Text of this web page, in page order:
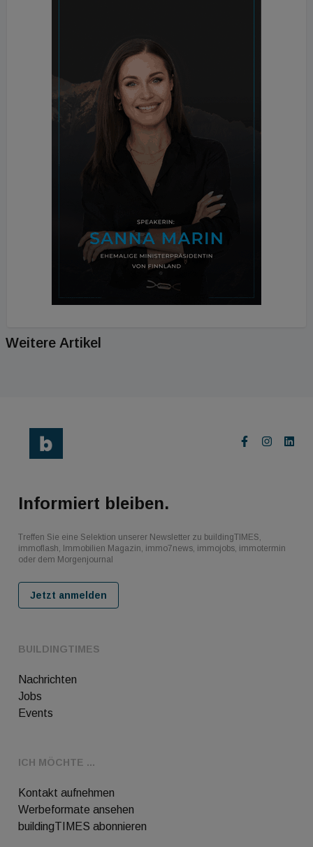
Weitere Artikel
BUILDINGTIMES
Nachrichten
Jobs
Events
ICH MÖCHTE ...
Kontakt aufnehmen
Werbeformate ansehen
buildingTIMES abonnieren
Informiert bleiben.
Treffen Sie eine Selektion unserer Newsletter zu buildingTIMES,
immoflash, Immobilien Magazin, immo7news, immojobs, immotermin
oder dem Morgenjournal
Jetzt anmelden